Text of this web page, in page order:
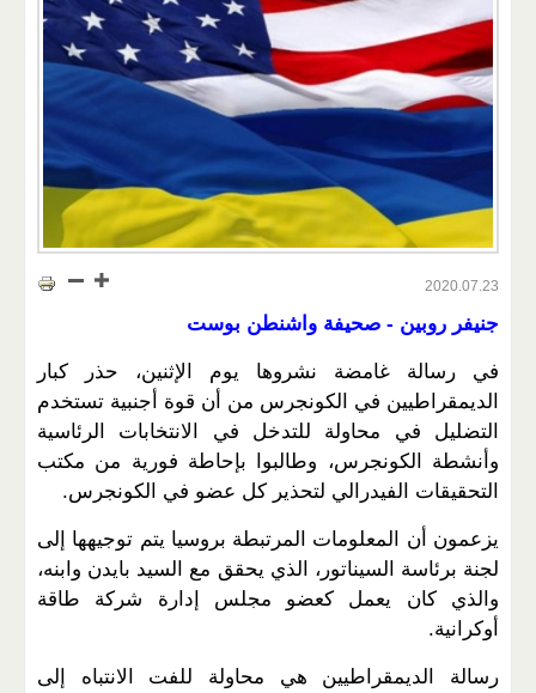
2020.07.23
جنيفر روبين - صحيفة واشنطن بوست
في رسالة غامضة نشروها يوم الإثنين، حذر كبار
الديمقراطيين في الكونجرس من أن قوة أجنبية تستخدم
التضليل في محاولة للتدخل في الانتخابات الرئاسية
وأنشطة الكونجرس، وطالبوا بإحاطة فورية من مكتب
التحقيقات الفيدرالي لتحذير كل عضو في الكونجرس.
يزعمون أن المعلومات المرتبطة بروسيا يتم توجيهها إلى
لجنة برئاسة السيناتور، الذي يحقق مع السيد بايدن وابنه،
والذي كان يعمل كعضو مجلس إدارة شركة طاقة
أوكرانية.
رسالة الديمقراطيين هي محاولة للفت الانتباه إلى